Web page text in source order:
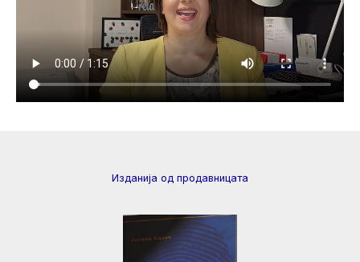
Изданија од продавницата